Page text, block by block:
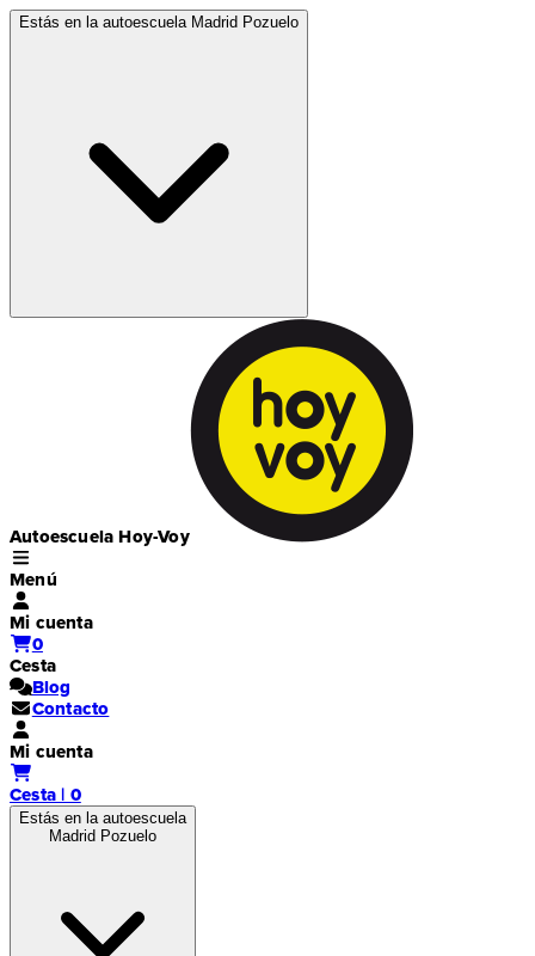
Estás en la autoescuela Madrid Pozuelo
Autoescuela Hoy-Voy
Menú
Mi cuenta
0
Cesta
Blog
Contacto
Mi cuenta
Cesta | 0
Estás en la autoescuela
Madrid Pozuelo